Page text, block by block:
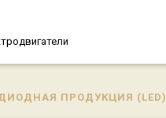
ПРОДУКЦИЯ (LED)